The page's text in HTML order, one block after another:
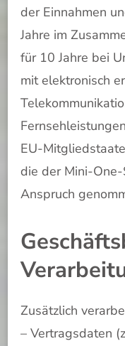
der Einnahmen
Jahre im
für 10 Jahre bei
mit elektronisch
EU-
die der Mini-
Anspruch
Zusätzlich
– Vertragsdaten